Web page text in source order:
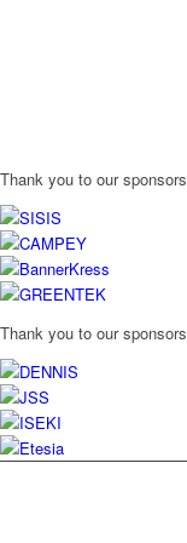
Thank you to our sponsors
Thank you to our sponsors